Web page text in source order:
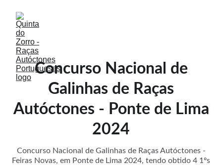
Concurso Nacional de
Galinhas de Raças
Autóctones - Ponte de Lima
2024
Concurso Nacional de Galinhas de Raças Autóctones -
Feiras Novas, em Ponte de Lima 2024, tendo obtido 4 1ºs